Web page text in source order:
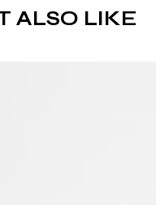
ALSO LIKE